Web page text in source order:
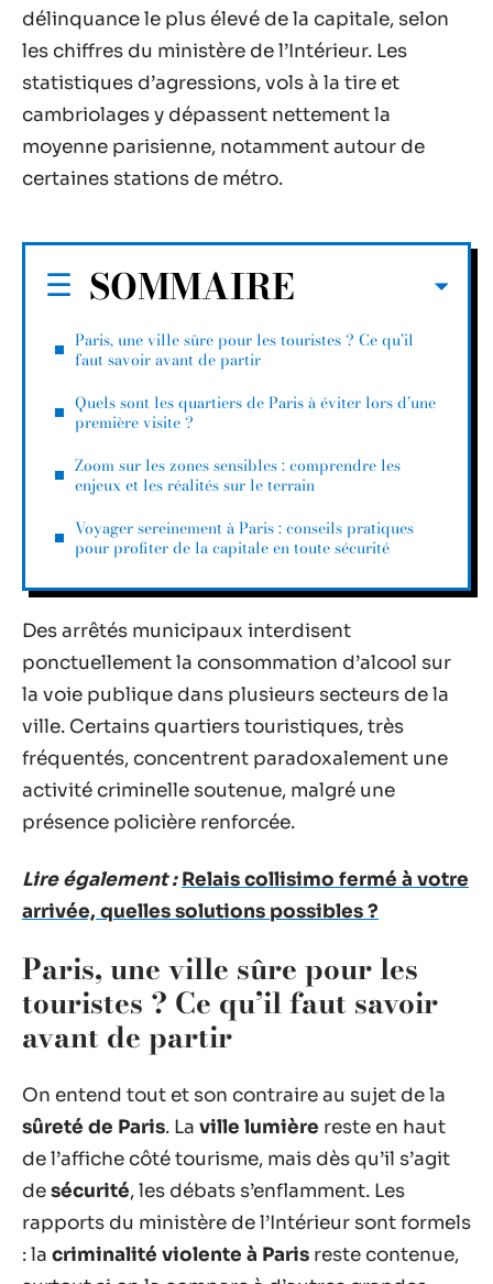
délinquance le plus élevé de la capitale, selon
les chiffres du ministère de l’Intérieur. Les
statistiques d’agressions, vols à la tire et
cambriolages y dépassent nettement la
moyenne parisienne, notamment autour de
certaines stations de métro.
SOMMAIRE
Paris, une ville sûre pour les touristes ? Ce qu’il
faut savoir avant de partir
Quels sont les quartiers de Paris à éviter lors d’une
première visite ?
Zoom sur les zones sensibles : comprendre les
enjeux et les réalités sur le terrain
Voyager sereinement à Paris : conseils pratiques
pour profiter de la capitale en toute sécurité
Des arrêtés municipaux interdisent
ponctuellement la consommation d’alcool sur
la voie publique dans plusieurs secteurs de la
ville. Certains quartiers touristiques, très
fréquentés, concentrent paradoxalement une
activité criminelle soutenue, malgré une
présence policière renforcée.
Lire également : Relais collisimo fermé à votre
arrivée, quelles solutions possibles ?
Paris, une ville sûre pour les
touristes ? Ce qu’il faut savoir
avant de partir
On entend tout et son contraire au sujet de la
sûreté de Paris. La ville lumière reste en haut
de l’affiche côté tourisme, mais dès qu’il s’agit
desécurité, les débats s’enflamment. Les
rapports du ministère de l’Intérieur sont formels
: la criminalité violente à Paris reste contenue,